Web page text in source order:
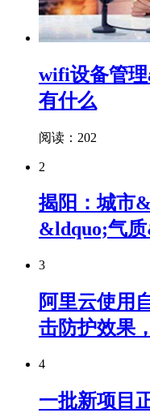
wifi设备管
有什么
阅读：202
2
揭阳：城市
&ldquo;气
3
阿里云使用
击防护效果
4
一批新项目